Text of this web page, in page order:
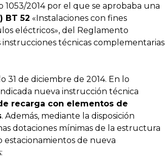
2014 por el que se aprobaba una
BT 52 «Instalaciones con fines
eléctricos», del Reglamento
técnicas complementarias
31 de diciembre de 2014. En lo
nueva instrucción técnica
recarga con elementos de
. Además, mediante la disposición
dotaciones mínimas de la estructura
estacionamientos de nueva